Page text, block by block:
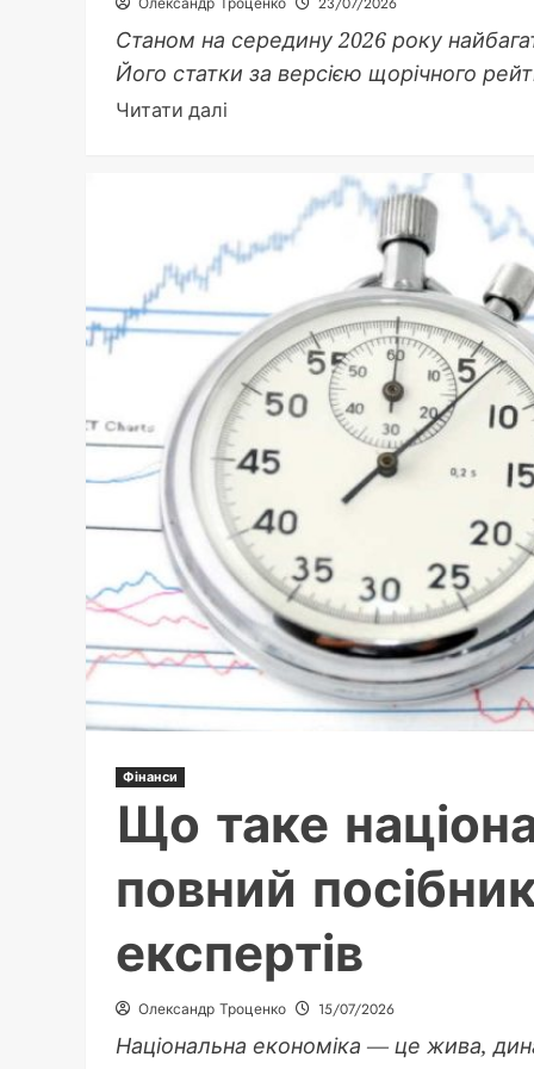
Станом на середину 2026 року
Його статки за версією щорічного
Читати далі
світі
Фінанси
Що таке
повний
експертів
Олександр Троценко 15/07/2026
Національна економіка — це жива,